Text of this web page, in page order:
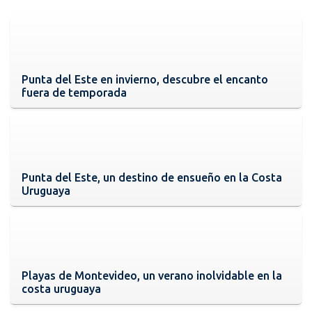
Punta del Este en invierno, descubre el encanto
fuera de temporada
Punta del Este, un destino de ensueño en la Costa
Uruguaya
Playas de Montevideo, un verano inolvidable en la
costa uruguaya